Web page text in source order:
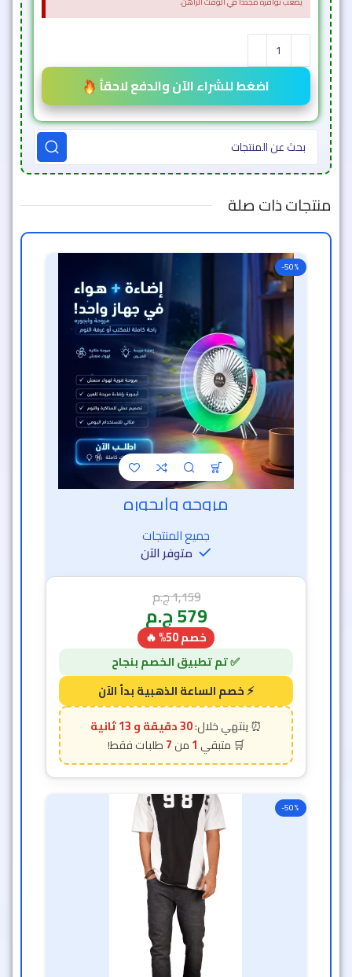
اضغط للشراء الآن والدفع لاحقاً
منتجات ذات صلة
-50%
خصم الساعة الذهبيةمروحه وابجوره
جميع المنتجات
متوفر الآن
1,159ج.م
579ج.م
خصم 50% 🔥
30 دقيقة و 11 ثانية
1
7
-50%